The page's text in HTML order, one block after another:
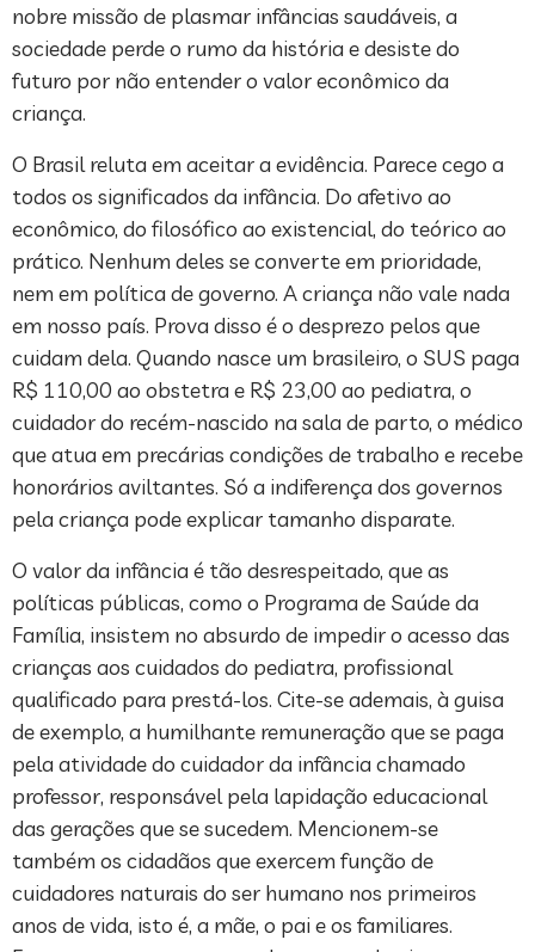
nobre missão de plasmar infâncias saudáveis, a
sociedade perde o rumo da história e desiste do
futuro por não entender o valor econômico da
criança.
O Brasil reluta em aceitar a evidência. Parece cego a
todos os significados da infância. Do afetivo ao
econômico, do filosófico ao existencial, do teórico ao
prático. Nenhum deles se converte em prioridade,
nem em política de governo. A criança não vale nada
em nosso país. Prova disso é o desprezo pelos que
cuidam dela. Quando nasce um brasileiro, o SUS paga
R$ 110,00 ao obstetra e R$ 23,00 ao pediatra, o
cuidador do recém-nascido na sala de parto, o médico
que atua em precárias condições de trabalho e recebe
honorários aviltantes. Só a indiferença dos governos
pela criança pode explicar tamanho disparate.
O valor da infância é tão desrespeitado, que as
políticas públicas, como o Programa de Saúde da
Família, insistem no absurdo de impedir o acesso das
crianças aos cuidados do pediatra, profissional
qualificado para prestá-los. Cite-se ademais, à guisa
de exemplo, a humilhante remuneração que se paga
pela atividade do cuidador da infância chamado
professor, responsável pela lapidação educacional
das gerações que se sucedem. Mencionem-se
também os cidadãos que exercem função de
cuidadores naturais do ser humano nos primeiros
anos de vida, isto é, a mãe, o pai e os familiares.